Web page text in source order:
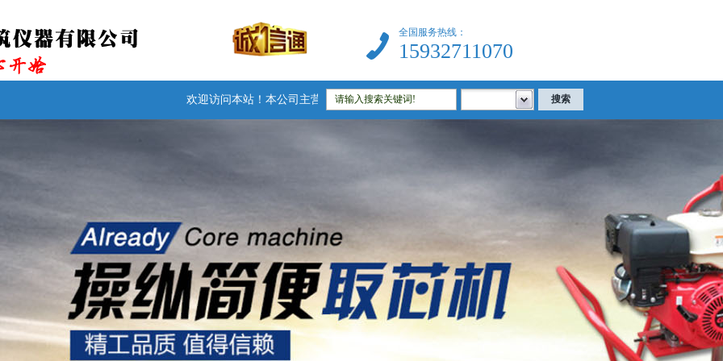
全国服务热线：
15932711070
欢迎访问本站！本公司主营：防水卷材检测仪器|建筑试验仪器|公路试验仪器|土工试验仪器|沥青试验仪器|混凝